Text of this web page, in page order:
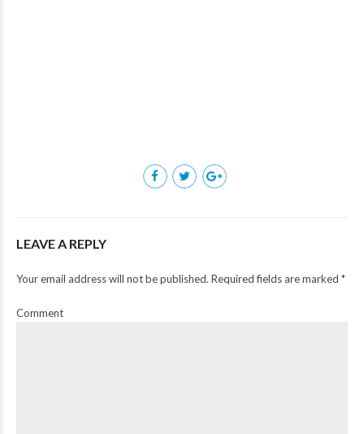
LEAVE A REPLY
Your email address will not be published. Required fields are marked *
Comment